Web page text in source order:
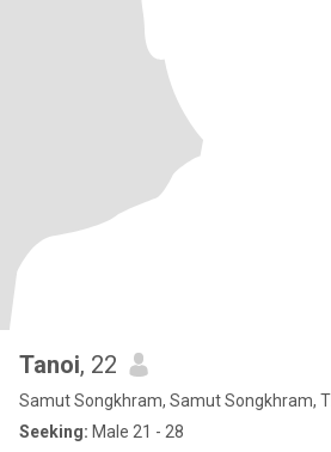
Tanoi, 22
Samut Songkhram, Samut Songkhram,
Seeking: Male 21 - 28